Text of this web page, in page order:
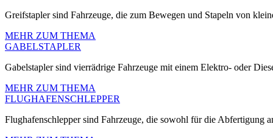
Greifstapler sind Fahrzeuge, die zum Bewegen und Stapeln von
MEHR ZUM THEMA
GABELSTAPLER
Gabelstapler sind vierrädrige Fahrzeuge mit einem Elektro- oder
MEHR ZUM THEMA
FLUGHAFENSCHLEPPER
Flughafenschlepper sind Fahrzeuge, die sowohl für die Abfertigung